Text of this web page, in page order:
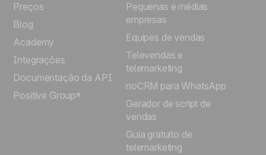
Français
Español
Italiano
Deutsch
Preços
Blog
Academy
Integrações
Documentação da API
Positive Group
Pequenas e médias
empresas
Equipes de vendas
Televendas e
telemarketing
noCRM para WhatsApp
Gerador de script de
vendas
Guia gratuito de
telemarketing